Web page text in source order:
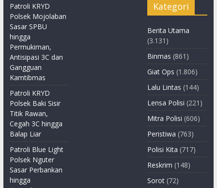
Patroli KRYD
Polsek Mojolaban
Sasar SPBU
hingga
Permukiman,
Antisipasi 3C dan
Gangguan
Kamtibmas
Patroli KRYD
Polsek Baki Sisir
Titik Rawan,
Cegah 3C hingga
Balap Liar
Patroli Blue Light
Polsek Nguter
Sasar Perbankan
hingga
Kategori
Berita Utama
(3.131)
Binmas (861)
Giat Ops (1.806)
Lalu Lintas (144)
Lensa Polisi (221)
Mitra Polisi (606)
Peristiwa (763)
Polisi Kita (717)
Reskrim (148)
Sorot (72)